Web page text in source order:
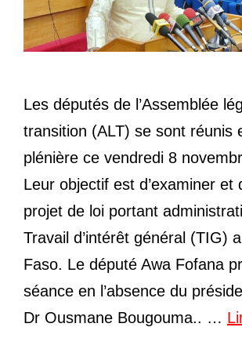
Les députés de l’Assemblée
transition (ALT) se sont réunis
plénière ce vendredi 8
Leur objectif est d’examiner et
projet de loi portant
Travail d’intérêt général (TIG)
Faso. Le député Awa Fofana
séance en l’absence du
Dr Ousmane Bougouma.. …